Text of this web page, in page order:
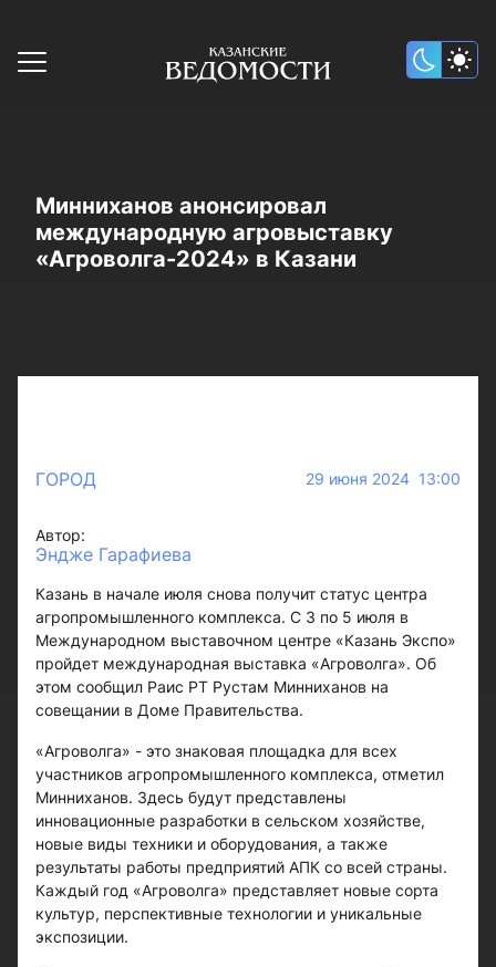
Минниханов анонсировал
международную агровыставку
«Агроволга-2024» в Казани
ГОРОД 29 июня 2024 13:00
Автор:
Эндже Гарафиева
Казань в начале июля снова получит статус центра
агропромышленного комплекса. С 3 по 5 июля в
Международном выставочном центре «Казань Экспо»
пройдет международная выставка «Агроволга». Об
этом сообщил Раис РТ Рустам Минниханов на
совещании в Доме Правительства.
«Агроволга» - это знаковая площадка для всех
участников агропромышленного комплекса, отметил
Минниханов. Здесь будут представлены
инновационные разработки в сельском хозяйстве,
новые виды техники и оборудования, а также
результаты работы предприятий АПК со всей страны.
Каждый год «Агроволга» представляет новые сорта
культур, перспективные технологии и уникальные
экспозиции.